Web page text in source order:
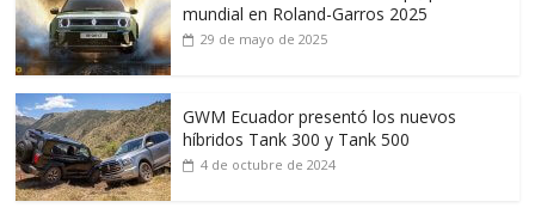
mundial en Roland-Garros 2025
29 de mayo de 2025
GWM Ecuador presentó los nuevos
híbridos Tank 300 y Tank 500
4 de octubre de 2024